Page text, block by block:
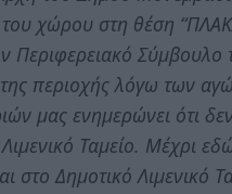
χώρου στη θέση
Περιφερειακό Σύμβουλο
περιοχής λόγω των
μας ενημερώνει ότι
Ταμείο. Μέχρι
στο Δημοτικό Λιμενικό